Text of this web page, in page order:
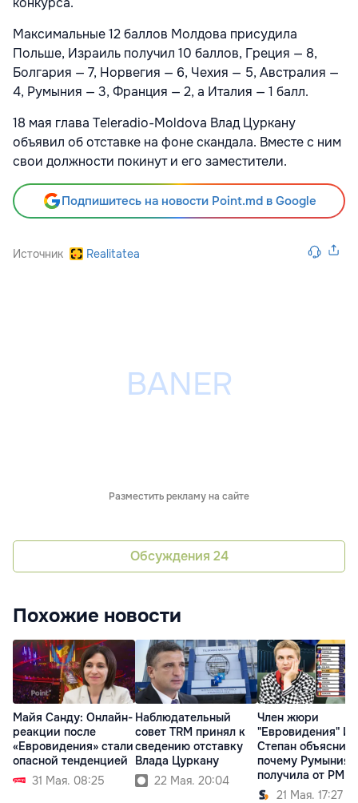
Максимальные 12 баллов Молдова присудила
Польше, Израиль получил 10 баллов, Греция — 8,
Болгария — 7, Норвегия — 6, Чехия — 5, Австралия —
4, Румыния — 3, Франция — 2, а Италия — 1 балл.
18 мая глава Teleradio-Moldova Влад Цуркану
объявил об отставке на фоне скандала. Вместе с ним
свои должности покинут и его заместители.
Подпишитесь на новости Point.md в Google
Источник Realitatea
Разместить рекламу на сайте
Обсуждения 24
Похожие новости
Майя Санду: Онлайн-
реакции после
«Евровидения» стали
опасной тенденцией
31 Мая. 08:25
Наблюдательный
совет TRM принял к
сведению отставку
Влада Цуркану
22 Мая. 20:04
Член жюри
"Евровидения"
Степан
почему Румыния
получила от РМ 3
балла21 Мая. 17:27